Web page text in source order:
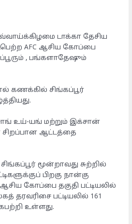
டாக்கா தேசிய
AFC ஆசிய கோப்பை
, பங்களாதேஷும்
கணக்கில் சிங்கப்பூர்
உய்-யங் மற்றும் இக்சான்
ஆட்டத்தை
மூன்றாவது சுற்றில்
பிறகு நான்கு
கோப்பை தகுதி பட்டியலில்
தரவரிசை பட்டியலில் 161
உள்ளது.